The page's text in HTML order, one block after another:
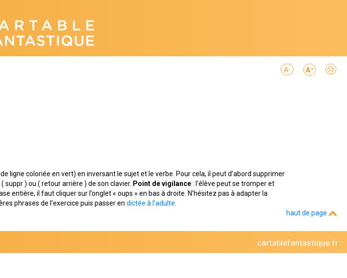
ligne coloriée en vert) en inversant le sujet et le verbe. Pour cela, il peut d’abord supprimer
suppr ) ou ( retour arrière ) de son clavier. Point de vigilance: l’élève peut se tromper et
entière, il faut cliquer sur l’onglet « oups » en bas à droite. N’hésitez pas à adapter la
phrases de l’exercice puis passer en dictée à l’adulte
haut de page
cartablefantastique.fr